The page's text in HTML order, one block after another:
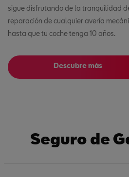
sigue disfrutando de la tranquilidad
reparación de cualquier avería
hasta que tu coche tenga 10 años.
Descubre más
Seguro de